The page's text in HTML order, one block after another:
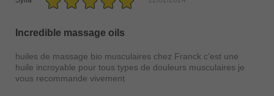
Incredible massage oils
huiles de massage bio musculaires chez Franck c’est une
huile incroyable pour tous types de douleurs musculaires je
vous recommande vivement